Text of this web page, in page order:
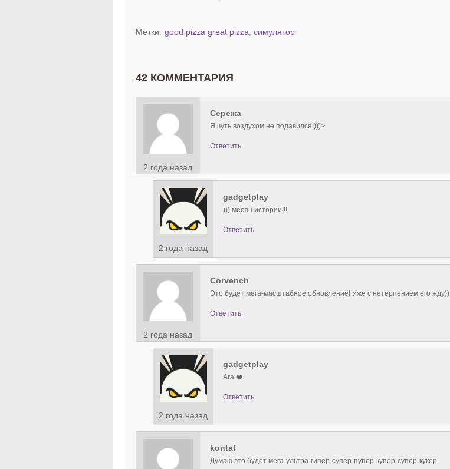
Метки: good pizza great pizza ,симулятор
42 КОММЕНТАРИЯ
2 года назад
Сережа
Я чуть воздухом не подавился!)))>
Ответить
2 года назад
gadgetplay
))) месяц истории!!!
Ответить
2 года назад
Corvench
Это будет мега-масштабное обновление! Уже с нетерпением его жду))
Ответить
2 года назад
gadgetplay
Ага ❤️
Ответить
kontaf
Думаю это будет мега-ультра-гипер-супер-пупер-купер-супер-кукер